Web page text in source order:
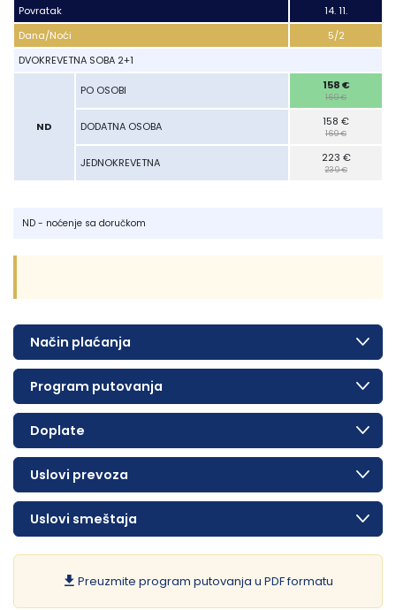
Povratak
14. 11.
Dana/Noći
5/2
DVOKREVETNA SOBA 2+1
ND
PO OSOBI 158 €
169 €
DODATNA OSOBA 158 €
169 €
JEDNOKREVETNA 223 €
239 €
Povratak
Dana/Noći
DVOKREVETNA SOBA 2+1
ND
PO OSOBI
DODATNA OSOBA
JEDNOKREVETNA
ND - noćenje sa doručkom
Način plaćanja
Program putovanja
Doplate
Uslovi prevoza
Uslovi smeštaja
Preuzmite program putovanja u PDF formatu
Lukovska Banja